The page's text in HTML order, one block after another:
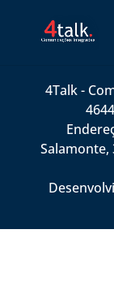
4Talk -
Salamonte,